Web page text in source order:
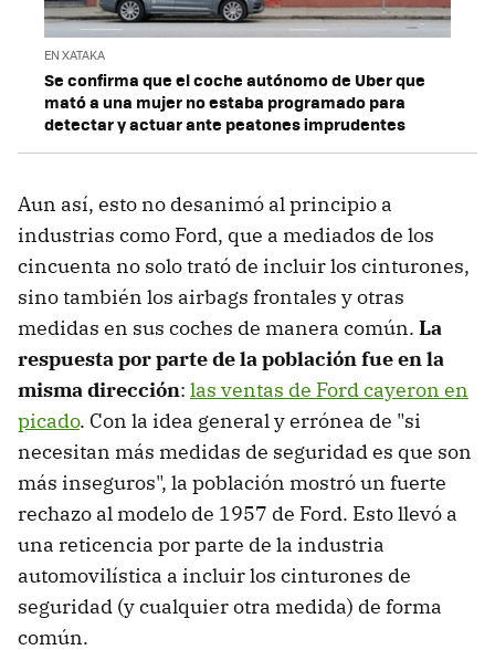
EN XATAKA
Se confirma que el coche autónomo de Uber que
mató a una mujer no estaba programado para
detectar y actuar ante peatones imprudentes
Aun así, esto no desanimó al principio a
industrias como Ford, que a mediados de los
cincuenta no solo trató de incluir los cinturones,
sino también los airbags frontales y otras
medidas en sus coches de manera común. La
respuesta por parte de la población fue en la
misma dirección: las ventas de Ford cayeron en
picado. Con la idea general y errónea de "si
necesitan más medidas de seguridad es que son
más inseguros", la población mostró un fuerte
rechazo al modelo de 1957 de Ford. Esto llevó a
una reticencia por parte de la industria
automovilística a incluir los cinturones de
seguridad (y cualquier otra medida) de forma
común.